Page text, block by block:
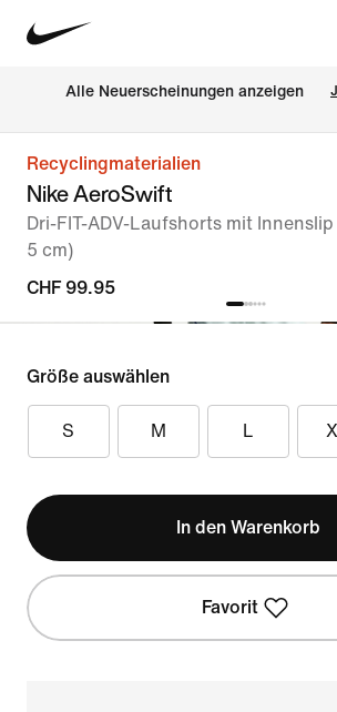
Alle Neuerscheinungen anzeigen
Recyclingmaterialien
Nike AeroSwift
Dri-FIT-ADV-Laufshorts mit
5 cm)
CHF 99.95
Größe auswählen
S M L
In den Warenkorb
Favorit